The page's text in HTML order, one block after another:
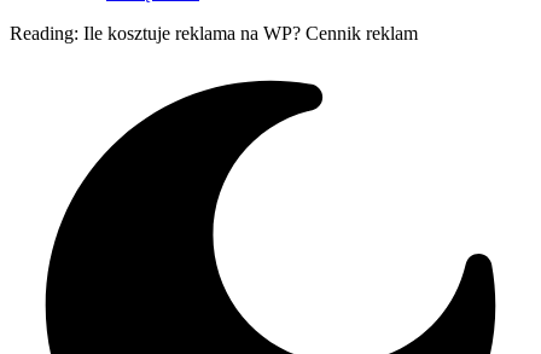
Reading: Ile kosztuje reklama na WP? Cennik reklam